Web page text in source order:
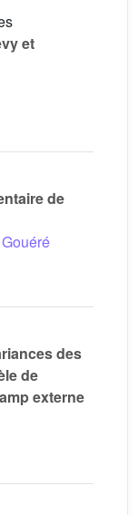
et
de
des
de
externe